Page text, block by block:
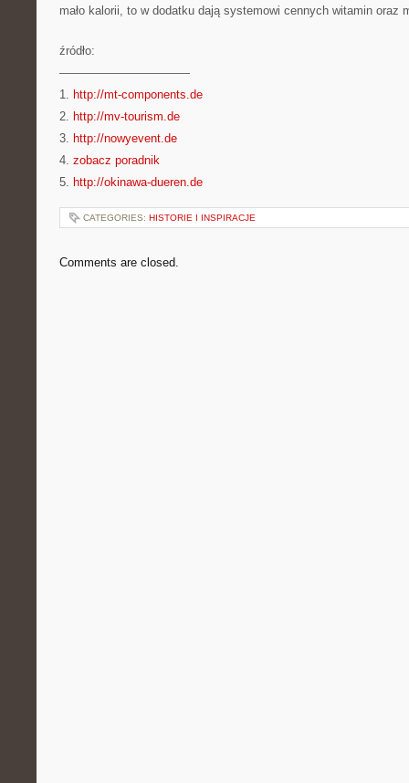
mało kalorii, to w dodatku dają systemowi cennych witamin oraz
źródło:
———————————
1. http://mt-components.de
2. http://mv-tourism.de
3. http://nowyevent.de
4. zobacz poradnik
5. http://okinawa-dueren.de
CATEGORIES: HISTORIE I INSPIRACJE
Comments are closed.